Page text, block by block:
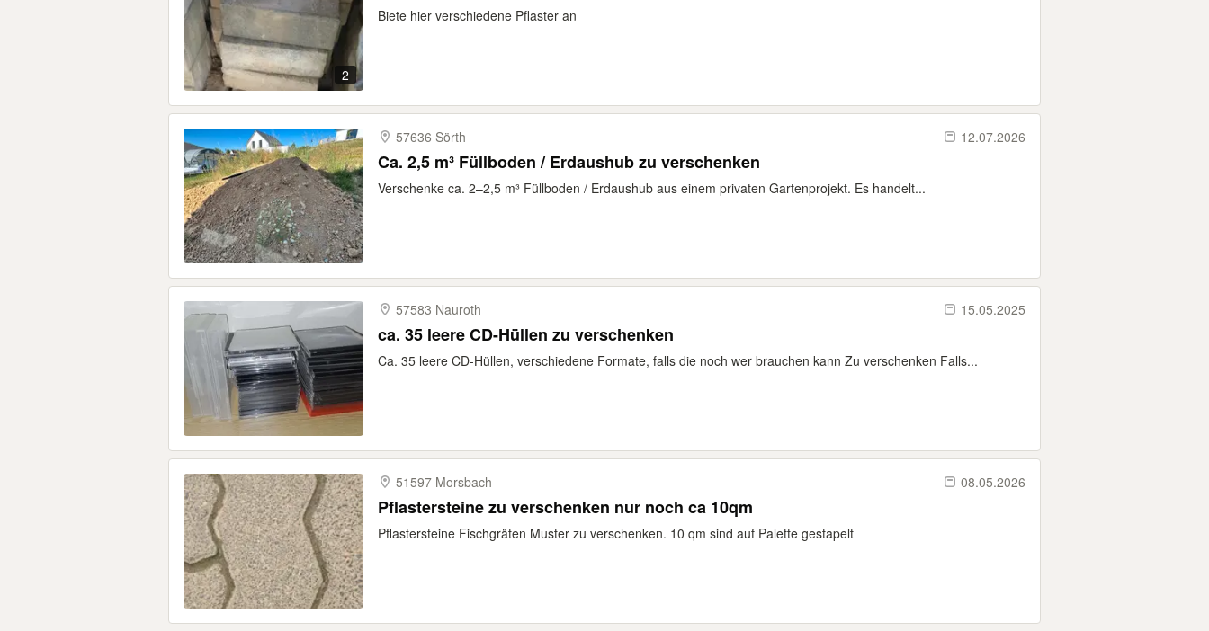
2
Biete hier verschiedene Pflaster an
57636 Sörth 12.07.2026
Ca. 2,5 m³ Füllboden / Erdaushub zu verschenken
Verschenke ca. 2–2,5 m³ Füllboden / Erdaushub aus einem privaten Gartenprojekt. Es handelt...
57583 Nauroth 15.05.2025
ca. 35 leere CD-Hüllen zu verschenken
Ca. 35 leere CD-Hüllen, verschiedene Formate, falls die noch wer brauchen kann Zu verschenken Falls...
51597 Morsbach 08.05.2026
Pflastersteine zu verschenken nur noch ca 10qm
Pflastersteine Fischgräten Muster zu verschenken. 10 qm sind auf Palette gestapelt